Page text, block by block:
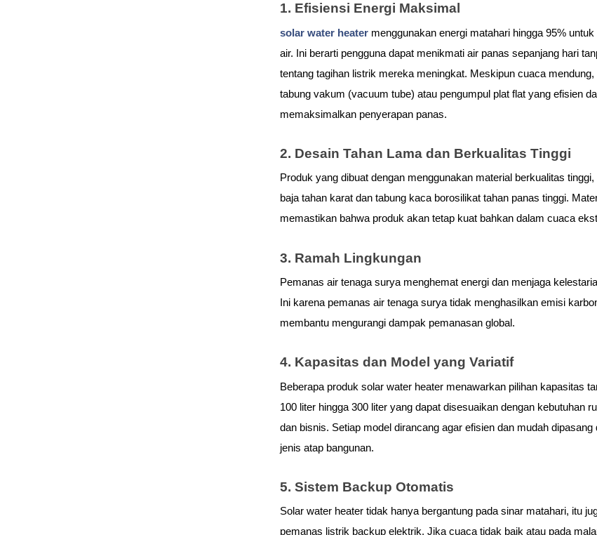
1. Efisiensi Energi Maksimal
solar water heater menggunakan energi matahari hingga 95%
air. Ini berarti pengguna dapat menikmati air panas sepanjang hari
tentang tagihan listrik mereka meningkat. Meskipun cuaca mendung,
tabung vakum (vacuum tube) atau pengumpul plat flat yang efisien
memaksimalkan penyerapan panas.
2. Desain Tahan Lama dan Berkualitas Tinggi
Produk yang dibuat dengan menggunakan material berkualitas
baja tahan karat dan tabung kaca borosilikat tahan panas tinggi.
memastikan bahwa produk akan tetap kuat bahkan dalam cuaca
3. Ramah Lingkungan
Pemanas air tenaga surya menghemat energi dan menjaga
Ini karena pemanas air tenaga surya tidak menghasilkan emisi
membantu mengurangi dampak pemanasan global.
4. Kapasitas dan Model yang Variatif
Beberapa produk solar water heater menawarkan pilihan kapasitas
100 liter hingga 300 liter yang dapat disesuaikan dengan kebutuhan
dan bisnis. Setiap model dirancang agar efisien dan mudah dipasang
jenis atap bangunan.
5. Sistem Backup Otomatis
Solar water heater tidak hanya bergantung pada sinar matahari, itu
pemanas listrik backup elektrik. Jika cuaca tidak baik atau pada